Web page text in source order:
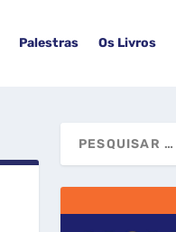
Palestras Os Livros